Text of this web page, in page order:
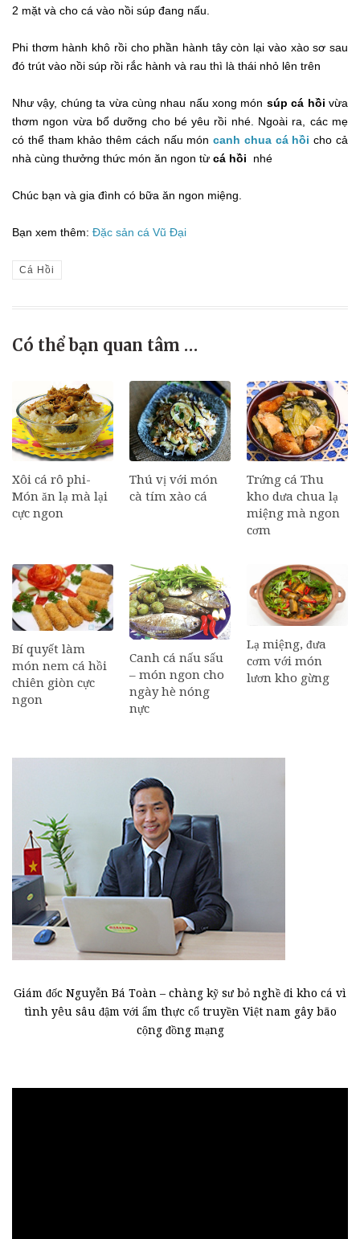
2 mặt và cho cá vào nồi súp đang nấu.
Phi thơm hành khô rồi cho phần hành tây còn lại vào xào sơ sau
đó trút vào nồi súp rồi rắc hành và rau thì là thái nhỏ lên trên
Như vậy, chúng ta vừa cùng nhau nấu xong món súp cá hồi vừa
thơm ngon vừa bổ dưỡng cho bé yêu rồi nhé. Ngoài ra, các mẹ
có thể tham khảo thêm cách nấu móncanh chua cá hồi cho cả
nhà cùng thưởng thức món ăn ngon từ cá hồi nhé
Chúc bạn và gia đình có bữa ăn ngon miệng.
Bạn xem thêm: Đặc sản cá Vũ Đại
Cá Hồi
Có thể bạn quan tâm …
Xôi cá rô phi-
Món ăn lạ mà lại
cực ngon
Thú vị với món
cà tím xào cá
Trứng cá Thu
kho dưa chua lạ
miệng mà ngon
cơm
Bí quyết làm
món nem cá hồi
chiên giòn cực
ngon
Canh cá nấu sấu
– món ngon cho
ngày hè nóng
nực
Lạ miệng, đưa
cơm với món
lươn kho gừng
Giám đốc Nguyễn Bá Toàn – chàng kỹ sư bỏ nghề đi kho cá vì
tình yêu sâu đậm với ẩm thực cổ truyền Việt nam gây bão
cộng đồng mạng